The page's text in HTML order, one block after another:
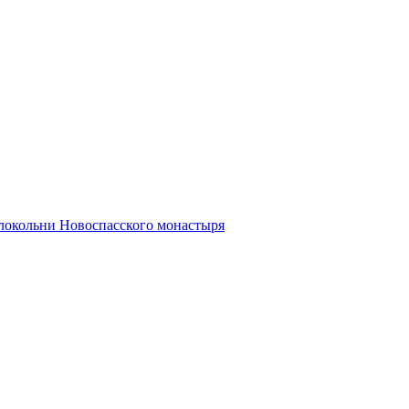
Новоспасского монастыря